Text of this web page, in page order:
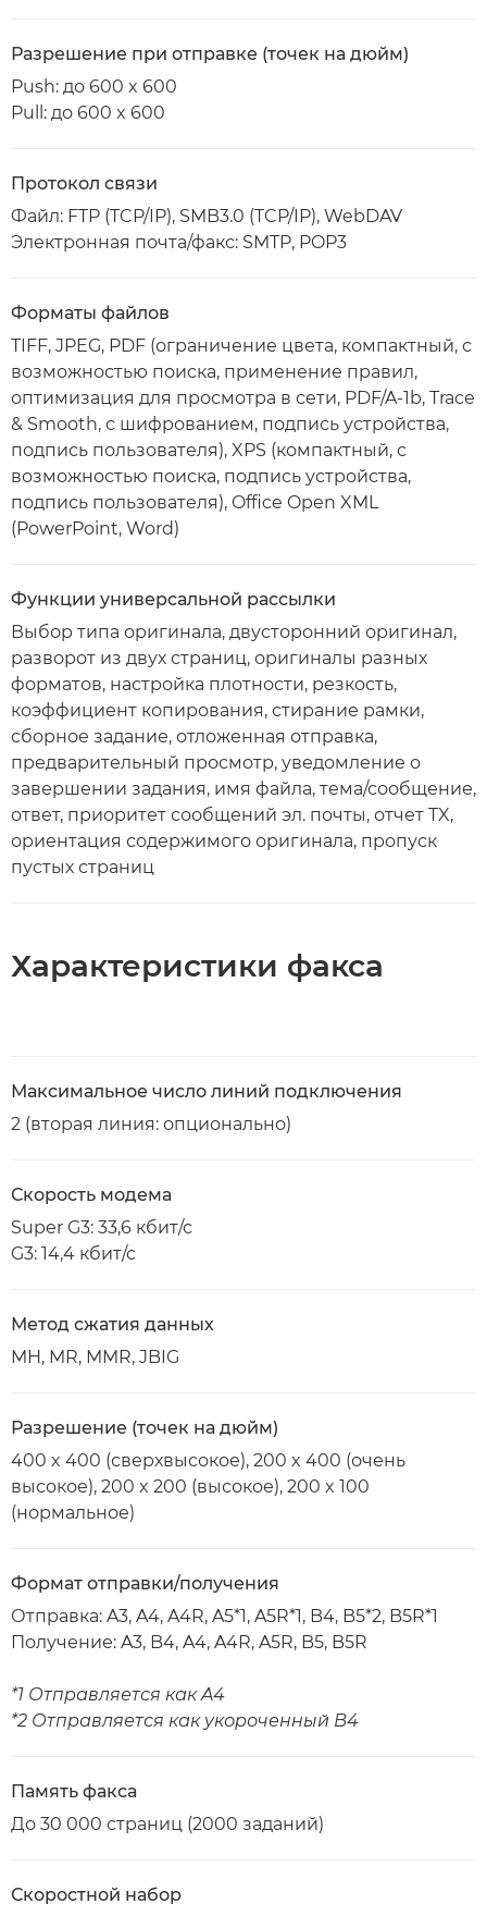
Разрешение при отправке (точек на дюйм)
Push: до 600 x 600
Pull: до 600 x 600
Протокол связи
Файл: FTP (TCP/IP), SMB3.0 (TCP/IP), WebDAV
Электронная почта/факс: SMTP, POP3
Форматы файлов
TIFF, JPEG, PDF (ограничение цвета, компактный, с
возможностью поиска, применение правил,
оптимизация для просмотра в сети, PDF/A-1b, Trace
& Smooth, с шифрованием, подпись устройства,
подпись пользователя), XPS (компактный, с
возможностью поиска, подпись устройства,
подпись пользователя), Office Open XML
(PowerPoint, Word)
Функции универсальной рассылки
Выбор типа оригинала, двусторонний оригинал,
разворот из двух страниц, оригиналы разных
форматов, настройка плотности, резкость,
коэффициент копирования, стирание рамки,
сборное задание, отложенная отправка,
предварительный просмотр, уведомление о
завершении задания, имя файла, тема/сообщение,
ответ, приоритет сообщений эл. почты, отчет TX,
ориентация содержимого оригинала, пропуск
пустых страниц
Характеристики факса
Максимальное число линий подключения
2 (вторая линия: опционально)
Скорость модема
Super G3: 33,6 кбит/с
G3: 14,4 кбит/с
Метод сжатия данных
MH, MR, MMR, JBIG
Разрешение (точек на дюйм)
400 x 400 (сверхвысокое), 200 x 400 (очень
высокое), 200 x 200 (высокое), 200 x 100
(нормальное)
Формат отправки/получения
Отправка: A3, A4, A4R, A5*1, A5R*1, B4, B5*2, B5R*1
Получение: A3, B4, A4, A4R, A5R, B5, B5R
*1 Отправляется как A4
*2 Отправляется как укороченный B4
Память факса
До 30 000 страниц (2000 заданий)
Скоростной набор